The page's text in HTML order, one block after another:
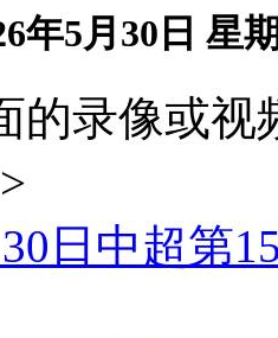
年5月30日 星
的录像或
日中超第